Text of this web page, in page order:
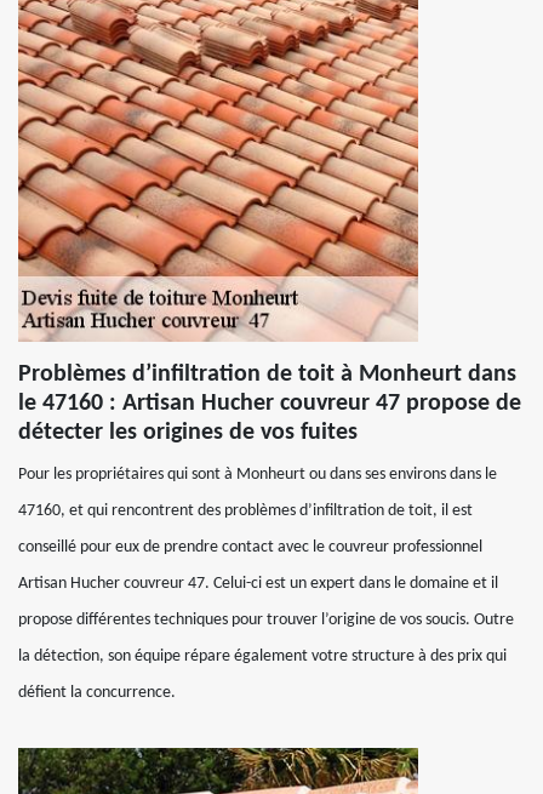
Problèmes d’infiltration de toit à Monheurt dans
le 47160 : Artisan Hucher couvreur 47 propose de
détecter les origines de vos fuites
Pour les propriétaires qui sont à Monheurt ou dans ses environs dans le
47160, et qui rencontrent des problèmes d’infiltration de toit, il est
conseillé pour eux de prendre contact avec le couvreur professionnel
Artisan Hucher couvreur 47. Celui-ci est un expert dans le domaine et il
propose différentes techniques pour trouver l’origine de vos soucis. Outre
la détection, son équipe répare également votre structure à des prix qui
défient la concurrence.